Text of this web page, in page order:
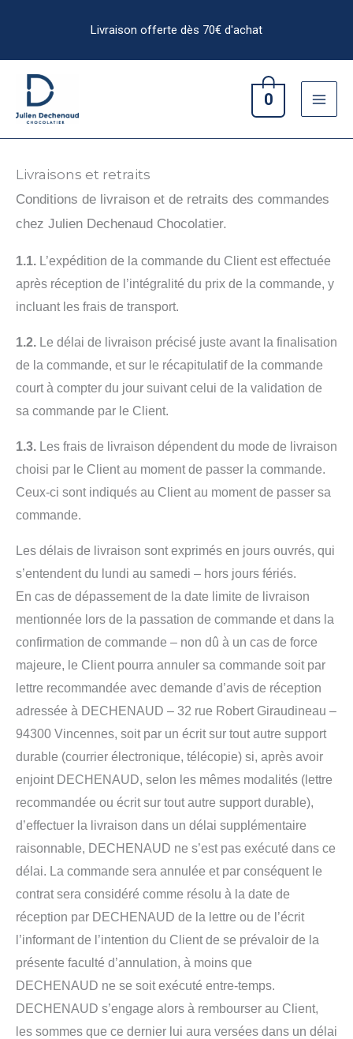
contenu
0
Livraisons et retraits
Conditions de livraison et de retraits des commandes
chez Julien Dechenaud Chocolatier.
1.1. L’expédition de la commande du Client est effectuée
après réception de l’intégralité du prix de la commande, y
incluant les frais de transport.
1.2. Le délai de livraison précisé juste avant la finalisation
de la commande, et sur le récapitulatif de la commande
court à compter du jour suivant celui de la validation de
sa commande par le Client.
1.3. Les frais de livraison dépendent du mode de livraison
choisi par le Client au moment de passer la commande.
Ceux-ci sont indiqués au Client au moment de passer sa
commande.
Les délais de livraison sont exprimés en jours ouvrés, qui
s’entendent du lundi au samedi – hors jours fériés.
En cas de dépassement de la date limite de livraison
mentionnée lors de la passation de commande et dans la
confirmation de commande – non dû à un cas de force
majeure, le Client pourra annuler sa commande soit par
lettre recommandée avec demande d’avis de réception
adressée à DECHENAUD – 32 rue Robert Giraudineau –
94300 Vincennes, soit par un écrit sur tout autre support
durable (courrier électronique, télécopie) si, après avoir
enjoint DECHENAUD, selon les mêmes modalités (lettre
recommandée ou écrit sur tout autre support durable),
d’effectuer la livraison dans un délai supplémentaire
raisonnable, DECHENAUD ne s’est pas exécuté dans ce
délai. La commande sera annulée et par conséquent le
contrat sera considéré comme résolu à la date de
réception par DECHENAUD de la lettre ou de l’écrit
l’informant de l’intention du Client de se prévaloir de la
présente faculté d’annulation, à moins que
DECHENAUD ne se soit exécuté entre-temps.
DECHENAUD s’engage alors à rembourser au Client,
les sommes que ce dernier lui aura versées dans un délai